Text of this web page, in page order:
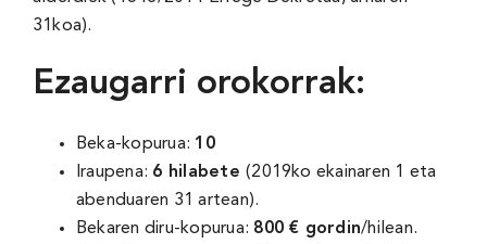
31koa).
Ezaugarri orokorrak:
Beka-kopurua: 10
Iraupena: 6 hilabete(2019ko ekainaren 1 eta
abenduaren 31 artean).
Bekaren diru-kopurua: 800 € gordin/hilean.